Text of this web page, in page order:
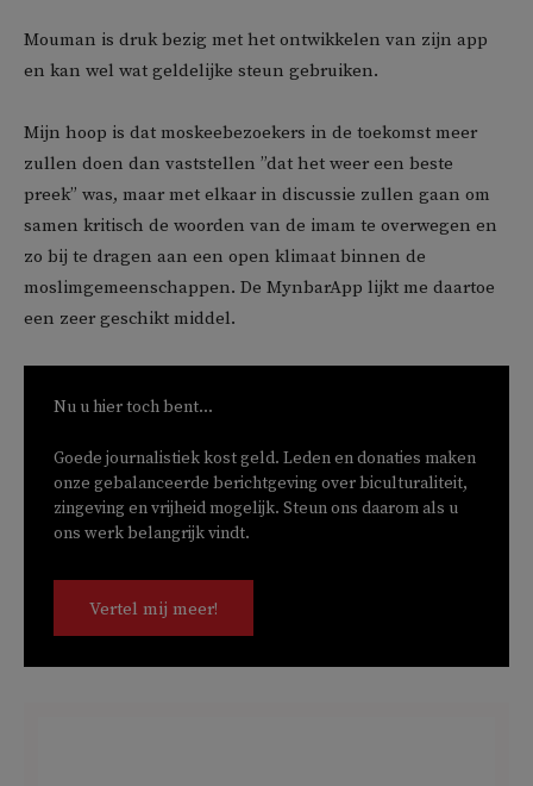
Mouman is druk bezig met het ontwikkelen van zijn app
en kan wel wat geldelijke steun gebruiken.
Mijn hoop is dat moskeebezoekers in de toekomst meer
zullen doen dan vaststellen ”dat het weer een beste
preek” was, maar met elkaar in discussie zullen gaan om
samen kritisch de woorden van de imam te overwegen en
zo bij te dragen aan een open klimaat binnen de
moslimgemeenschappen. De MynbarApp lijkt me daartoe
een zeer geschikt middel.
Nu u hier toch bent...
Goede journalistiek kost geld. Leden en donaties maken
onze gebalanceerde berichtgeving over biculturaliteit,
zingeving en vrijheid mogelijk. Steun ons daarom als u
ons werk belangrijk vindt.
Vertel mij meer!